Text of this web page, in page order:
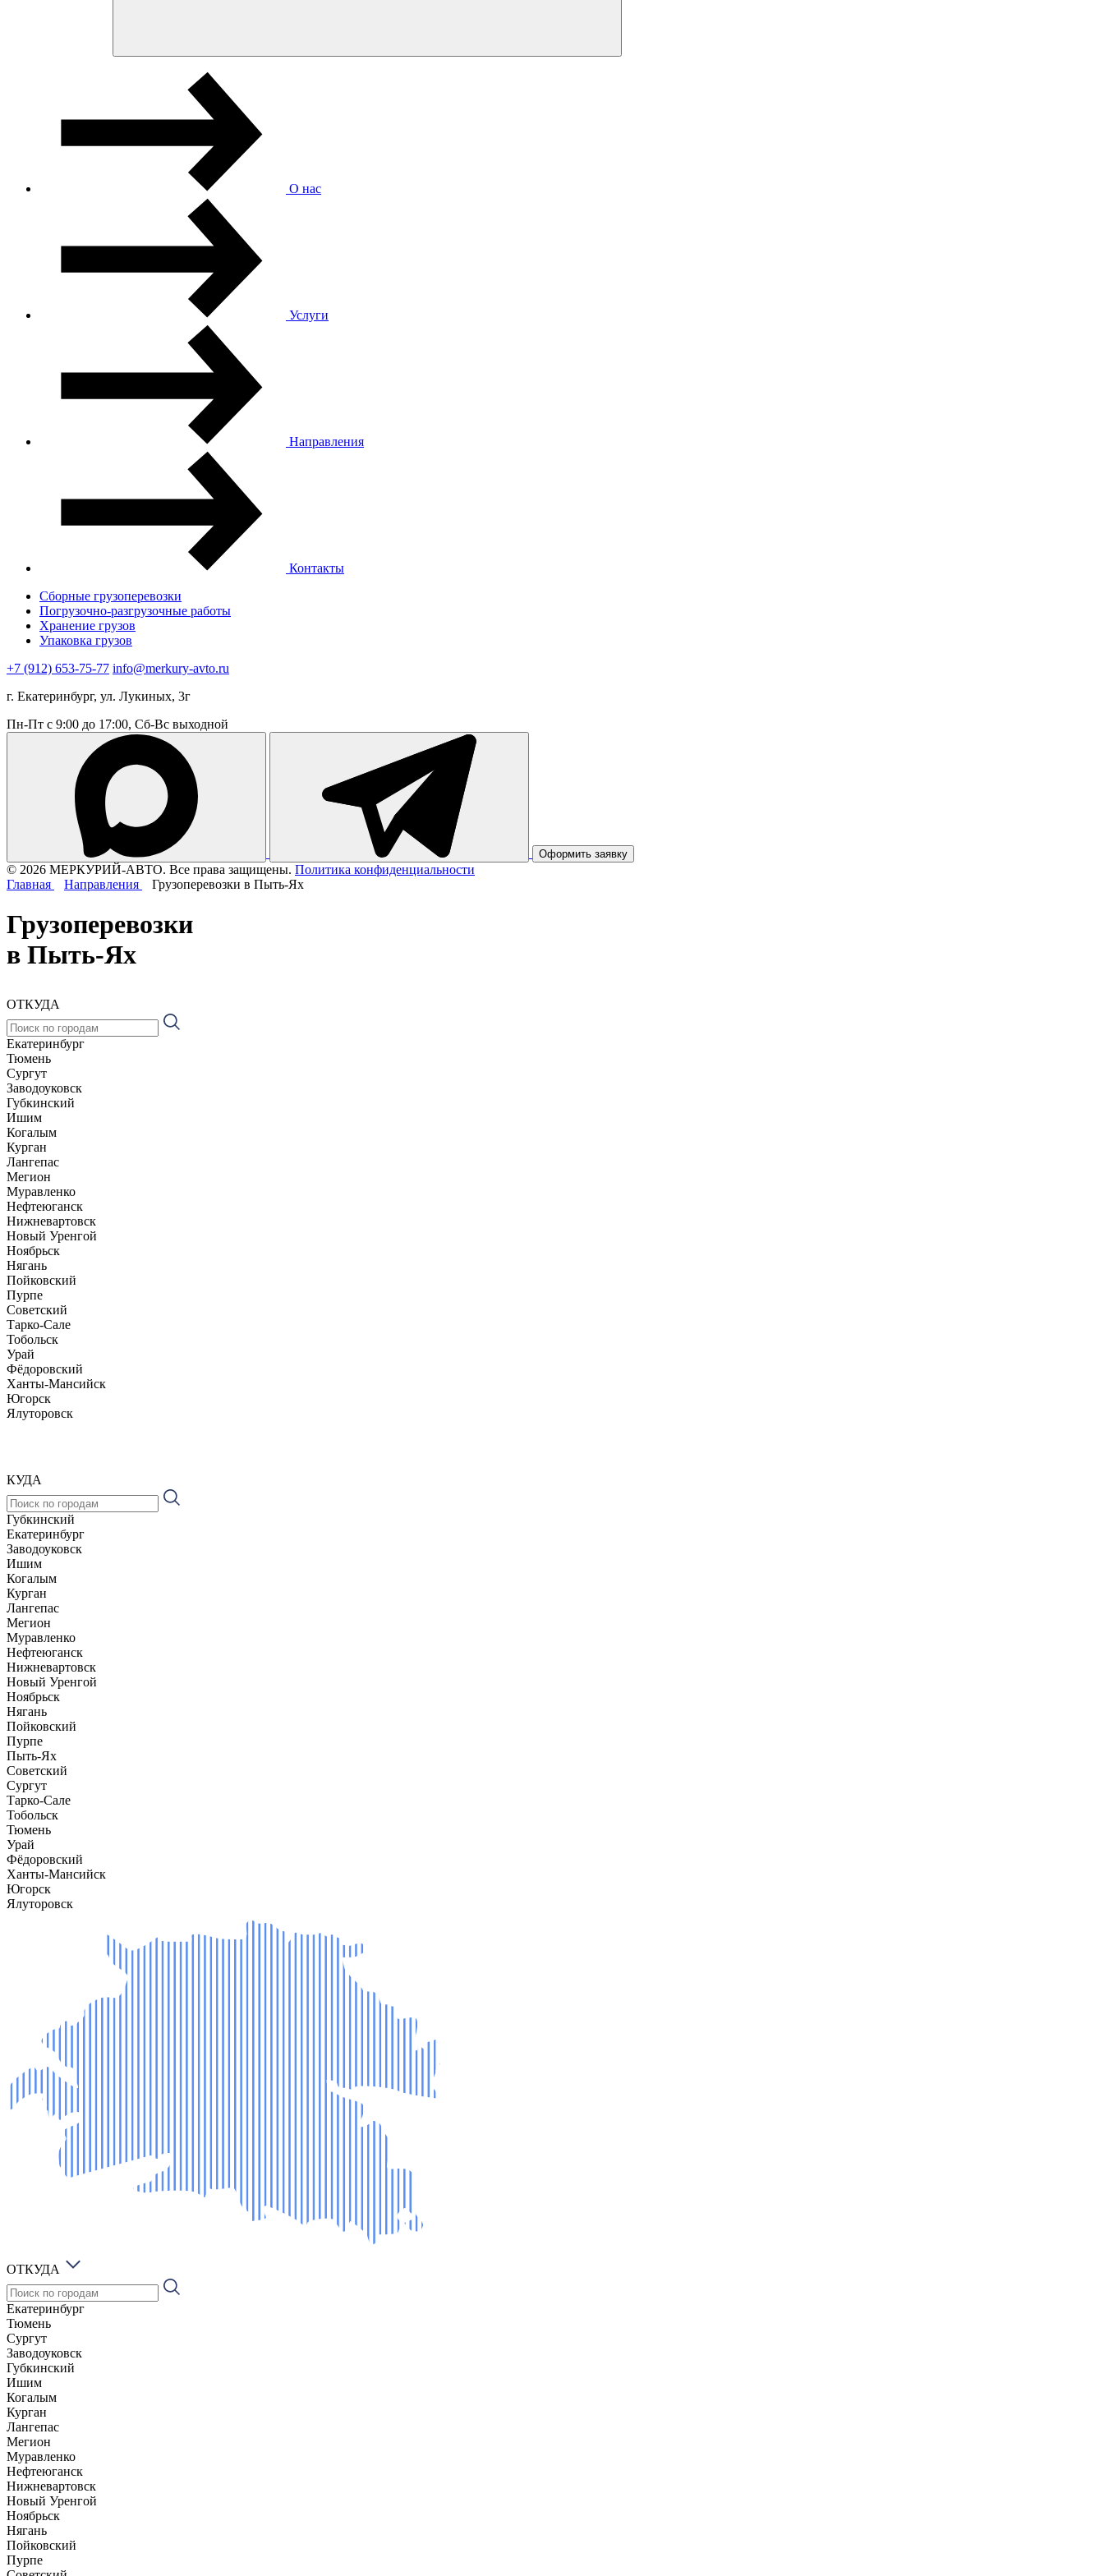
О нас
Услуги
Направления
Контакты
Сборные грузоперевозки
Погрузочно-разгрузочные работы
Хранение грузов
Упаковка грузов
+7 (912) 653-75-77 info@merkury-avto.ru
г. Екатеринбург, ул. Лукиных, 3г
Пн-Пт с 9:00 до 17:00, Сб-Вс выходной
Оформить заявку
© 2026 МЕРКУРИЙ-АВТО. Все права защищены. Политика конфиденциальности
Главная
Направления Грузоперевозки в Пыть-Ях
Грузоперевозки
в Пыть-Ях
ОТКУДА
Екатеринбург
Тюмень
Сургут
Заводоуковск
Губкинский
Ишим
Когалым
Курган
Лангепас
Мегион
Муравленко
Нефтеюганск
Нижневартовск
Новый Уренгой
Ноябрьск
Нягань
Пойковский
Пурпе
Советский
Тарко-Сале
Тобольск
Урай
Фёдоровский
Ханты-Мансийск
Югорск
Ялуторовск
КУДА
Губкинский
Екатеринбург
Заводоуковск
Ишим
Когалым
Курган
Лангепас
Мегион
Муравленко
Нефтеюганск
Нижневартовск
Новый Уренгой
Ноябрьск
Нягань
Пойковский
Пурпе
Пыть-Ях
Советский
Сургут
Тарко-Сале
Тобольск
Тюмень
Урай
Фёдоровский
Ханты-Мансийск
Югорск
Ялуторовск
ОТКУДА
Екатеринбург
Тюмень
Сургут
Заводоуковск
Губкинский
Ишим
Когалым
Курган
Лангепас
Мегион
Муравленко
Нефтеюганск
Нижневартовск
Новый Уренгой
Ноябрьск
Нягань
Пойковский
Пурпе